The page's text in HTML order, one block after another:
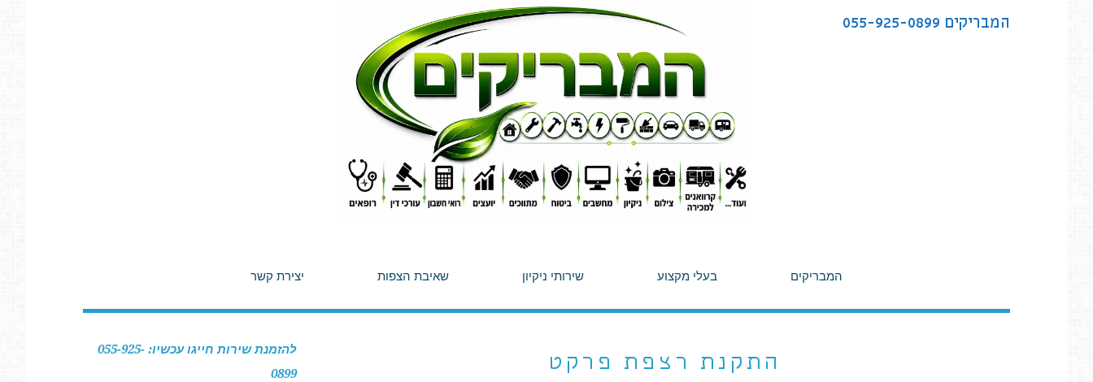
המבריקים 055-925-0899
המבריקים בעלי מקצוע שירותי ניקיון שאיבת הצפות יצירת קשר
התקנת רצפת פרקט
להזמנת שירות חייגו עכשיו: 055-925-
0899